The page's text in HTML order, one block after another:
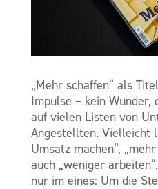
„Mehr schaffen“ als
Impulse – kein
auf vielen Listen von
Angestellten. Vielleicht
Umsatz machen“,
auch „weniger
nur im eines: Um die